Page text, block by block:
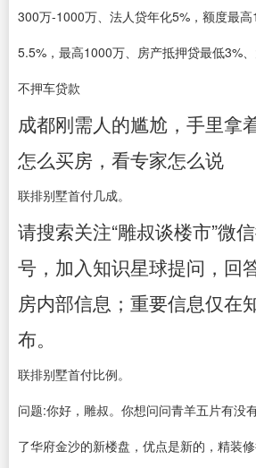
300万-1000万、法人贷年化5%，额度最
5.5%，最高1000万、房产抵押贷最低3%、
不押车贷款
成都刚需人的尴尬，手里拿
怎么买房，看专家怎么说
联排别墅首付几成。
请搜索关注“雕叔谈楼市”微
号，加入知识星球提问，回
房内部信息；重要信息仅在
布。
联排别墅首付比例。
问题:你好，雕叔。你想问问青羊五片有没
了华府金沙的新楼盘，优点是新的，精装